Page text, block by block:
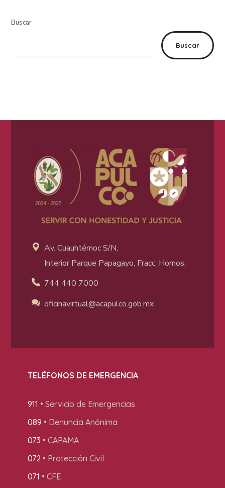
Buscar
Buscar
Av. Cuauhtémoc S/N,
Interior Parque Papagayo, Fracc. Hornos.
744 440 7000
oficinavirtual@acapulco.gob.mx
TELÉFONOS DE EMERGENCIA
911 • Servicio de Emergencias
089 • Denuncia Anónima
073 • CAPAMA
072 • Protección Civil
071 • CFE